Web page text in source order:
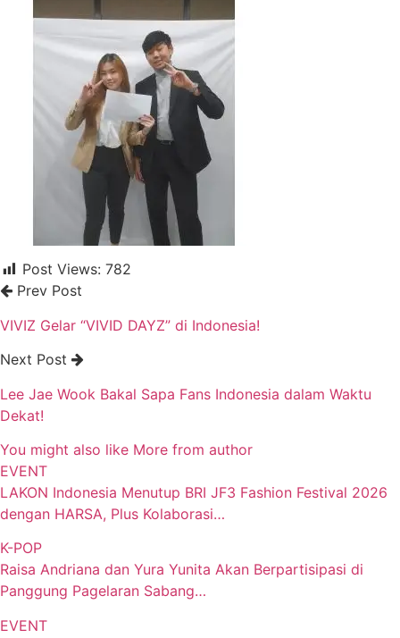
Post Views: 782
Prev Post
VIVIZ Gelar “VIVID DAYZ” di Indonesia!
Next Post
Lee Jae Wook Bakal Sapa Fans Indonesia dalam Waktu
Dekat!
You might also like More from author
EVENT
LAKON Indonesia Menutup BRI JF3 Fashion Festival 2026
dengan HARSA, Plus Kolaborasi…
K-POP
Raisa Andriana dan Yura Yunita Akan Berpartisipasi di
Panggung Pagelaran Sabang…
EVENT